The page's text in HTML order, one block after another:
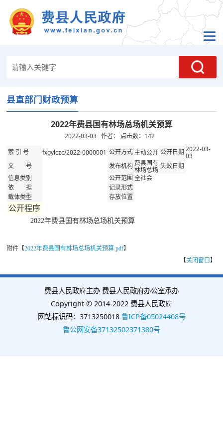
县直部门财政预算
2022年费县国有林场总场机关预算
2022-03-03 作者： 点击数： 142
索 引 号 fxgylczc/2022-0000001 公开方式 主动公开 公开日期2022-03-
03
文 号 发布机构费县国有
林场总场 失效日期
信息类别
公开范围全社会
依 据
记录形式
载体类型
存放位置
公开程序
2022年费县国有林场总场机关预算
附件【2022年费县国有林场总场机关预算.pdf】
【关闭窗口】
费县人民政府主办 费县人民政府办公室承办
Copyright © 2014-2022 费县人民政府
网站标识码：3713250018 鲁ICP备05024408号
鲁公网安备37132502371380号